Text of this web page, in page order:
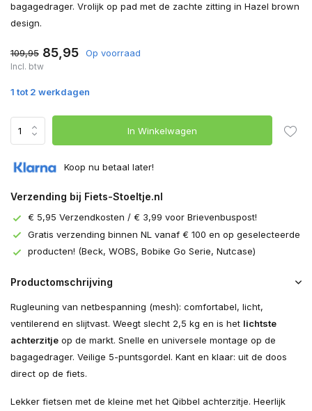
bagagedrager. Vrolijk op pad met de zachte zitting in Hazel brown
design.
109,95 85,95 Op voorraad
Incl. btw
1 tot 2 werkdagen
In Winkelwagen
Koop nu betaal later!
Verzending bij Fiets-Stoeltje.nl
€ 5,95 Verzendkosten / € 3,99 voor Brievenbuspost!
Gratis verzending binnen NL vanaf € 100 en op geselecteerde
producten! (Beck, WOBS, Bobike Go Serie, Nutcase)
Productomschrijving
Rugleuning van netbespanning (mesh): comfortabel, licht,
ventilerend en slijtvast. Weegt slecht 2,5 kg en is het lichtste
achterzitje op de markt. Snelle en universele montage op de
bagagedrager. Veilige 5-puntsgordel. Kant en klaar: uit de doos
direct op de fiets.
Lekker fietsen met de kleine met het Qibbel achterzitje. Heerlijk